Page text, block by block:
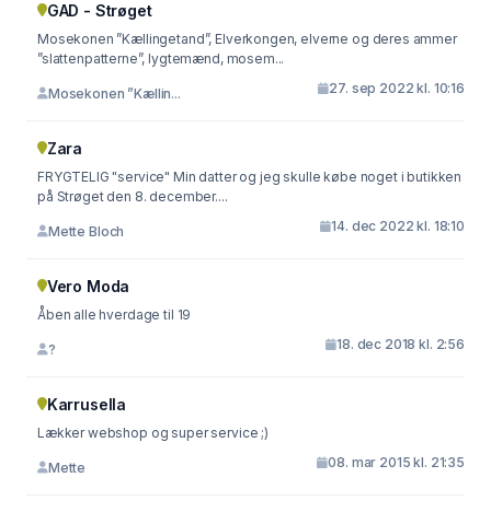
GAD - Strøget
Mosekonen ”Kællingetand”, Elverkongen, elverne og deres ammer
”slattenpatterne”, lygtemænd, mosem...
Mosekonen ”Kællin... 27. sep 2022 kl. 10:16
Zara
FRYGTELIG "service" Min datter og jeg skulle købe noget i butikken
på Strøget den 8. december....
Mette Bloch 14. dec 2022 kl. 18:10
Vero Moda
Åben alle hverdage til 19
? 18. dec 2018 kl. 2:56
Karrusella
Lækker webshop og super service ;)
Mette 08. mar 2015 kl. 21:35